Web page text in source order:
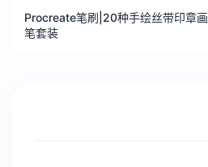
Procreate笔刷|20种手绘丝带印章画
笔套装